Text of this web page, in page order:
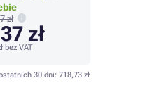
zł
zł
bez VAT
30 dni: 718,73 zł